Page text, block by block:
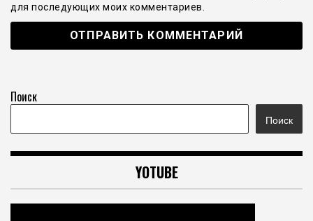
для последующих моих комментариев.
Поиск
Поиск
YOTUBE